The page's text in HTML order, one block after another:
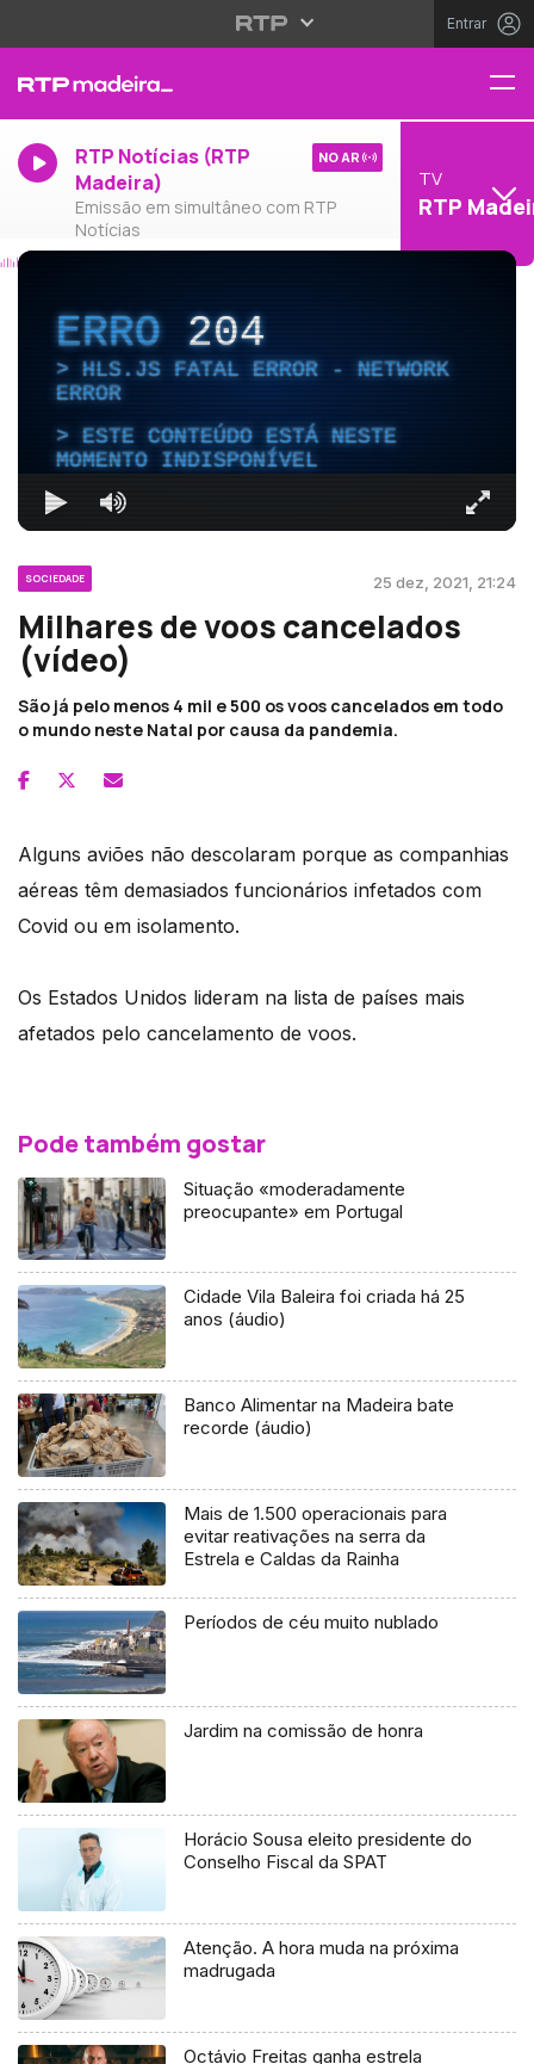
Entrar
RTP Notícias (RTP
Madeira)
Emissão em simultâneo com RTP
Notícias
NO AR
TV
RTP
ERRO204
HLS.JS FATAL ERROR - NETWORK
ERROR
ESTE CONTEÚDO ESTÁ NESTE
MOMENTO INDISPONÍVEL
SOCIEDADE 25 dez, 2021, 21:24
Milhares de voos cancelados
(vídeo)
São já pelo menos 4 mil e 500 os voos cancelados em todo
o mundo neste Natal por causa da pandemia.
Alguns aviões não descolaram porque as companhias
aéreas têm demasiados funcionários infetados com
Covid ou em isolamento.
Os Estados Unidos lideram na lista de países mais
afetados pelo cancelamento de voos.
Pode também gostar
Situação «moderadamente
preocupante» em Portugal
Cidade Vila Baleira foi criada há 25
anos (áudio)
Banco Alimentar na Madeira bate
recorde (áudio)
Mais de 1.500 operacionais para
evitar reativações na serra da
Estrela e Caldas da Rainha
Períodos de céu muito nublado
Jardim na comissão de honra
Horácio Sousa eleito presidente do
Conselho Fiscal da SPAT
Atenção. A hora muda na próxima
madrugada
Octávio Freitas ganha estrela